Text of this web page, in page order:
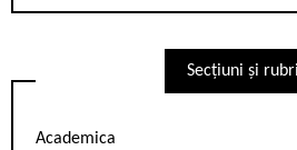
Secțiuni și
Academica